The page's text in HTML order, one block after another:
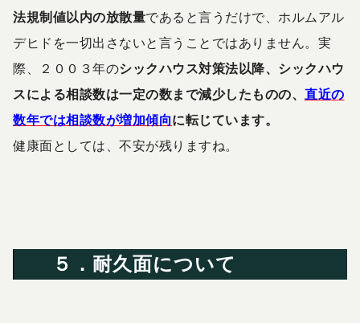
法規制値以内の放散量であると言うだけで、ホルムアル
デヒドを一切出さないと言うことではありません。実
際、２００３年のシックハウス対策法以降、シックハウ
スによる相談数は一定の数まで減少したものの、 直近の
数年では相談数が増加傾向に転じています。
健康面としては、不安が残りますね。
５．耐久面について